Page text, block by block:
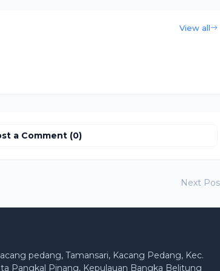
View all
a Comment (0)
Next
pedang, Tamansari, Kacang Pedang, Kec.
Pangkal Pinang, Kepulauan Bangka Belitung